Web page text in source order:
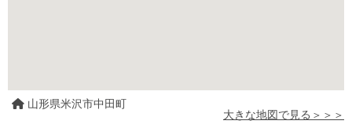
山形県米沢市中田町
大きな地図で見る＞＞＞